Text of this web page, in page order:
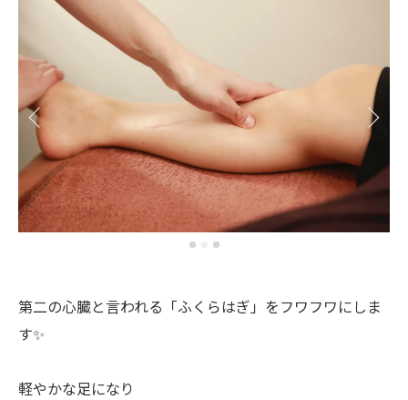
第二の心臓と言われる「ふくらはぎ」をフワフワにしま
す✨
軽やかな足になり